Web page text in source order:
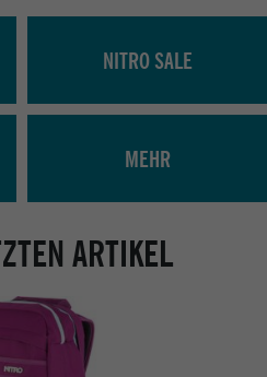
NITRO SALE
MEHR
ARTIKEL